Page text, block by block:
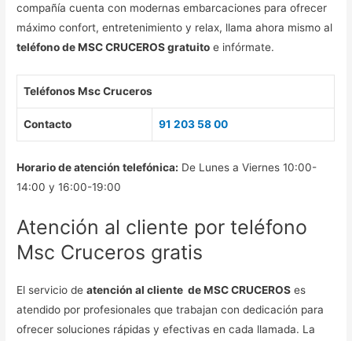
compañía cuenta con modernas embarcaciones para ofrecer
máximo confort, entretenimiento y relax, llama ahora mismo al
teléfono de MSC CRUCEROS gratuito e infórmate.
Teléfonos Msc Cruceros
Contacto 91 203 58 00
Horario de atención telefónica: De Lunes a Viernes 10:00-
14:00 y 16:00-19:00
Atención al cliente por teléfono
Msc Cruceros gratis
El servicio deatención al cliente de MSC CRUCEROS es
atendido por profesionales que trabajan con dedicación para
ofrecer soluciones rápidas y efectivas en cada llamada. La